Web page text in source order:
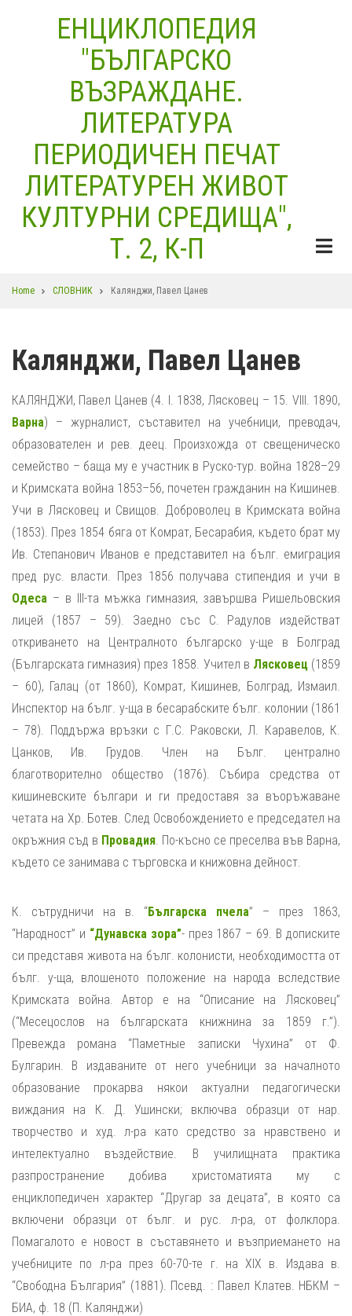
ЕНЦИКЛОПЕДИЯ
"БЪЛГАРСКО
ВЪЗРАЖДАНЕ.
ЛИТЕРАТУРА
ПЕРИОДИЧЕН ПЕЧАТ
ЛИТЕРАТУРЕН ЖИВОТ
КУЛТУРНИ СРЕДИЩА",
Т. 2, К-П
Breadcrumb
Home СЛОВНИК Калянджи, Павел Цанев
Калянджи, Павел Цанев
КАЛЯНДЖИ, Павел Цанев (4. І. 1838, Лясковец – 15. VІІІ. 1890,
Варна) – журналист, съставител на учебници, преводач,
образователен и рев. деец. Произхожда от свещеническо
семейство – баща му е участник в Руско-тур. война 1828–29
и Кримската война 1853–56, почетен гражданин на Кишинев.
Учи в Лясковец и Свищов. Доброволец в Кримската война
(1853). През 1854 бяга от Комрат, Бесарабия, където брат му
Ив. Степанович Иванов е представител на бълг. емиграция
пред рус. власти. През 1856 получава стипендия и учи в
Одеса – в ІІІ-та мъжка гимназия, завършва Ришельовския
лицей (1857 – 59). Заедно със С. Радулов издействат
откриването на Централното българско у-ще в Болград
(Българската гимназия) през 1858. Учител в Лясковец(1859
– 60), Галац (от 1860), Комрат, Кишинев, Болград, Измаил.
Инспектор на бълг. у-ща в бесарабските бълг. колонии (1861
– 78). Поддържа връзки с Г.С. Раковски, Л. Каравелов, К.
Цанков, Ив. Грудов. Член на Бълг. централно
благотворително общество (1876). Събира средства от
кишиневските българи и ги предоставя за въоръжаване
четата на Хр. Ботев. След Освобождението е председател на
окръжния съд в Провадия. По-късно се преселва във Варна,
където се занимава с търговска и книжовна дейност.
К. сътрудничи на в. “Българска пчела” – през 1863,
“Народност” и “Дунавска зора”- през 1867 – 69. В дописките
си представя живота на бълг. колонисти, необходимостта от
бълг. у-ща, влошеното положение на народа вследствие
Кримската война. Автор е на “Описание на Лясковец”
(“Месецослов на българската книжнина за 1859 г.”).
Превежда романа “Паметные записки Чухина” от Ф.
Булгарин. В издаваните от него учебници за началното
образование прокарва някои актуални педагогически
виждания на К. Д. Ушински; включва образци от нар.
творчество и худ. л-ра като средство за нравствено и
интелектуално въздействие. В училищната практика
разпространение добива христоматията му с
енциклопедичен характер “Другар за децата”, в която са
включени образци от бълг. и рус. л-ра, от фолклора.
Помагалото е новост в съставянето и възприемането на
учебниците по л-ра през 60-70-те г. на ХІХ в. Издава в.
“Свободна България” (1881). Псевд. : Павел Клатев. НБКМ –
БИА, ф. 18 (П. Калянджи)